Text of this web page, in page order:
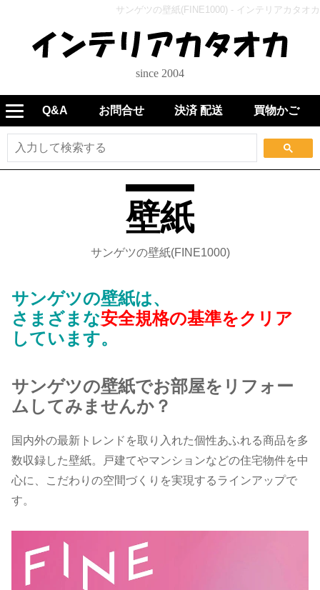
サンゲツの壁紙(FINE1000) - インテリアカタオカ
since 2004
壁紙
サンゲツの壁紙(FINE1000)
サンゲツの壁紙は、
さまざまな安全規格の基準をクリア
しています。
サンゲツの壁紙でお部屋をリフォー
ムしてみませんか？
国内外の最新トレンドを取り入れた個性あふれる商品を多
数収録した壁紙。戸建てやマンションなどの住宅物件を中
心に、こだわりの空間づくりを実現するラインアップで
す。
Q&A お問合せ 決済 配送 買物かご